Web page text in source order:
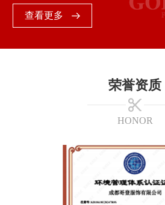
查看更多
荣誉资质
HONOR